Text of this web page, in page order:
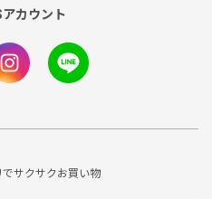
カウント
サクサクお買い物